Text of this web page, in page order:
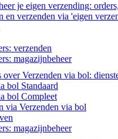
je eigen verzending:
en verzenden via 'eigen
verzenden
magazijnbeheer
over Verzenden via bol:
bol Standaard
bol Compleet
via Verzenden via bol
magazijnbeheer